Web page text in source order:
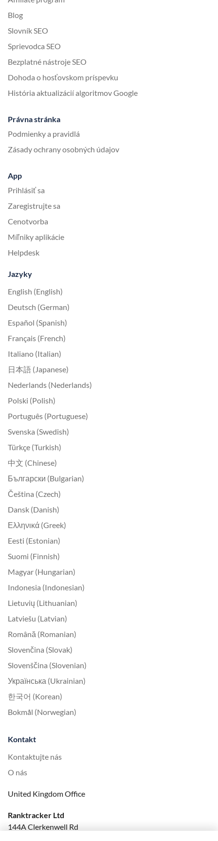
Blog
Slovník SEO
Sprievodca SEO
Bezplatné nástroje SEO
Dohoda o hosťovskom príspevku
História aktualizácií algoritmov Google
Právna stránka
Podmienky a pravidlá
Zásady ochrany osobných údajov
App
Prihlásiť sa
Zaregistrujte sa
Cenotvorba
Míľniky aplikácie
Helpdesk
Jazyky
English (English)
Deutsch (German)
Español (Spanish)
Français (French)
Italiano (Italian)
日本語 (Japanese)
Nederlands (Nederlands)
Polski (Polish)
Português (Portuguese)
Svenska (Swedish)
Türkçe (Turkish)
中文 (Chinese)
Български (Bulgarian)
Čeština (Czech)
Dansk (Danish)
Ελληνικά (Greek)
Eesti (Estonian)
Suomi (Finnish)
Magyar (Hungarian)
Indonesia (Indonesian)
Lietuvių (Lithuanian)
Latviešu (Latvian)
Română (Romanian)
Slovenčina (Slovak)
Slovenščina (Slovenian)
Українська (Ukrainian)
한국어 (Korean)
Bokmål (Norwegian)
Kontakt
Kontaktujte nás
O nás
United Kingdom Office
Ranktracker Ltd
144A Clerkenwell Rd